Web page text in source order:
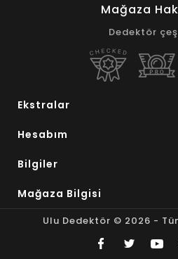
Mağaza
Dedektör
Ekstralar
Hesabım
Bilgiler
Mağaza Bilgisi
Ulu Dedektör © 2026 -